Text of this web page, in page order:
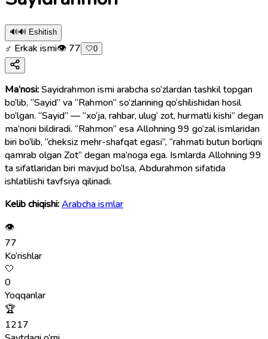
🔊🔊 Eshitish
♂ Erkak ismi👁 77 🤍0
Ma’nosi:Sayidrahmon ismi arabcha so‘zlardan tashkil topgan
bo‘lib, “Sayid” va “Rahmon” so‘zlarining qo‘shilishidan hosil
bo‘lgan. “Sayid” — “xo‘ja, rahbar, ulug‘ zot, hurmatli kishi” degan
ma’noni bildiradi. “Rahmon” esa Allohning 99 go‘zal ismlaridan
biri bo‘lib, “cheksiz mehr-shafqat egasi”, “rahmati butun borliqni
qamrab olgan Zot” degan ma’noga ega. Ismlarda Allohning 99
ta sifatlaridan biri mavjud bo‘lsa, Abdurahmon sifatida
ishlatilishi tavfsiya qilinadi.
Kelib chiqishi:Arabcha ismlar
👁
77
Ko‘rishlar
🤍
0
Yoqqanlar
🏆
1217